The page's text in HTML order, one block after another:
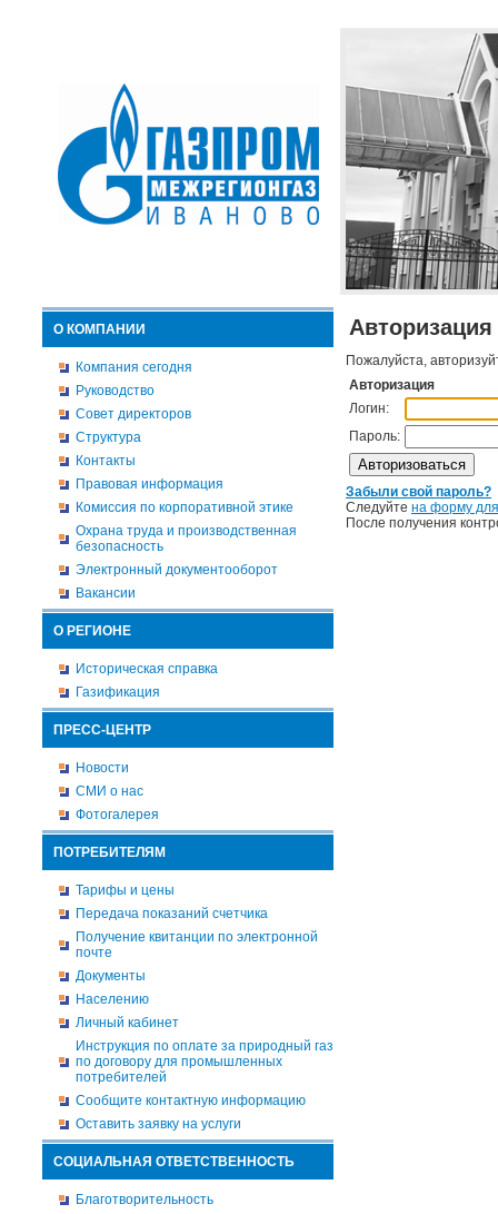
О КОМПАНИИ
Компания сегодня
Руководство
Совет директоров
Структура
Контакты
Правовая информация
Комиссия по корпоративной этике
Охрана труда и производственная
безопасность
Электронный документооборот
Вакансии
О РЕГИОНЕ
Историческая справка
Газификация
ПРЕСС-ЦЕНТР
Новости
СМИ о нас
Фотогалерея
ПОТРЕБИТЕЛЯМ
Тарифы и цены
Передача показаний счетчика
Получение квитанции по электронной
почте
Документы
Населению
Личный кабинет
Инструкция по оплате за природный газ
по договору для промышленных
потребителей
Сообщите контактную информацию
Оставить заявку на услуги
СОЦИАЛЬНАЯ ОТВЕТСТВЕННОСТЬ
Благотворительность
Авторизация
Пожалуйста,
Авторизация
Логин:
Пароль:
Забыли свой пароль?
Следуйте на форму
После получения